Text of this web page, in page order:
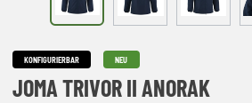
KONFIGURIERBAR NEU
JOMA TRIVOR II ANORAK